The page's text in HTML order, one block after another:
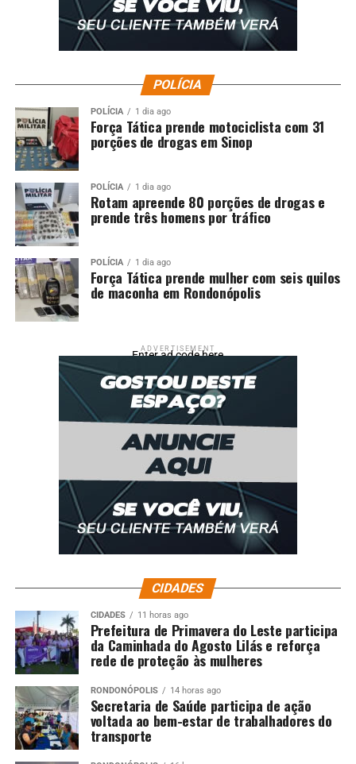
POLÍCIA
POLÍCIA 1 dia ago
Força Tática prende motociclista com 31
porções de drogas em Sinop
POLÍCIA 1 dia ago
Rotam apreende 80 porções de drogas e
prende três homens por tráfico
POLÍCIA 1 dia ago
Força Tática prende mulher com seis quilos
de maconha em Rondonópolis
ADVERTISEMENT
Enter ad code here
CIDADES
CIDADES 11 horas ago
Prefeitura de Primavera do Leste participa
da Caminhada do Agosto Lilás e reforça
rede de proteção às mulheres
RONDONÓPOLIS 14 horas ago
Secretaria de Saúde participa de ação
voltada ao bem-estar de trabalhadores do
transporte